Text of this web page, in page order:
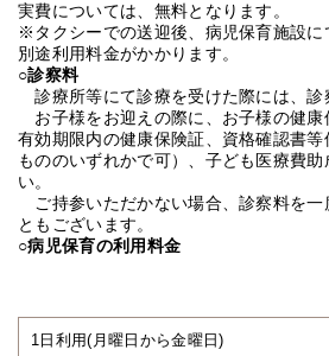
実費については、無料となります。
※タクシーでの送迎後、病児保育施設に
別途利用料金がかかります。
○診察料
診療所等にて診療を受けた際には、診
お子様をお迎えの際に、お子様の健康
有効期限内の健康保険証、資格確認書
もののいずれかで可）、子ども医療費
い。
ご持参いただかない場合、診察料を一
ともございます。
○病児保育の利用料金
1日利用(月曜日から金曜日)